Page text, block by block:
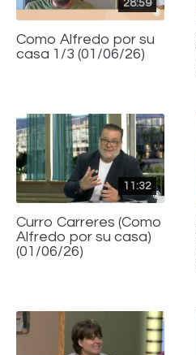
28:59
Como Alfredo por su
casa 1/3 (01/06/26)
11:32
Curro Carreres (Como
Alfredo por su casa)
(01/06/26)